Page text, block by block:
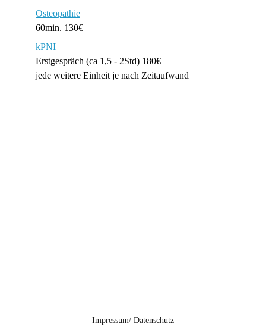
Osteopathie
60min. 130€
kPNI
Erstgespräch (ca 1,5 - 2Std) 180€
jede weitere Einheit je nach Zeitaufwand
Impressum/ Datenschutz
BUTTON